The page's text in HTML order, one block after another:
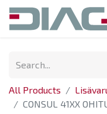
All Products
CONSUL 41XX